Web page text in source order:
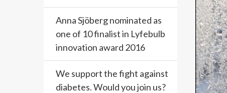
Anna Sjöberg nominated as
one of 10 finalist in Lyfebulb
innovation award 2016
We support the fight against
diabetes. Would you join us?